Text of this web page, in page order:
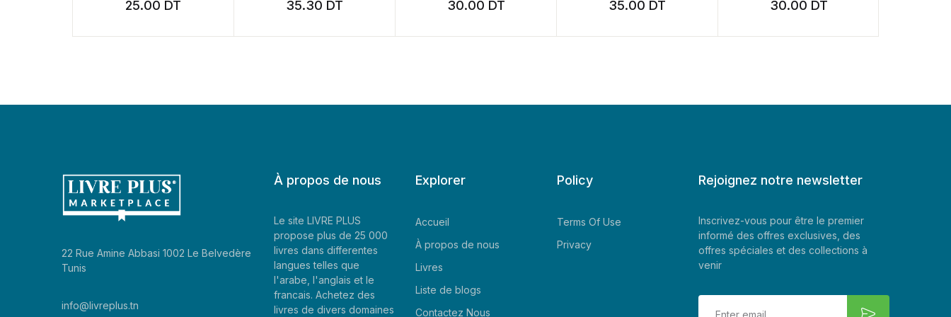
25.00DT 35.30DT 30.00DT 35.00DT 30.00DT
22 Rue Amine Abbasi 1002 Le Belvedère
Tunis
info@livreplus.tn
À propos de nous
Le site LIVRE PLUS
propose plus de 25 000
livres dans differentes
langues telles que
l'arabe, l'anglais et le
francais. Achetez des
livres de divers domaines
Explorer
Accueil
À propos de nous
Livres
Liste de blogs
Contactez Nous
Policy
Terms Of Use
Privacy
Rejoignez notre newsletter
Inscrivez-vous pour être le premier
informé des offres exclusives, des
offres spéciales et des collections à
venir